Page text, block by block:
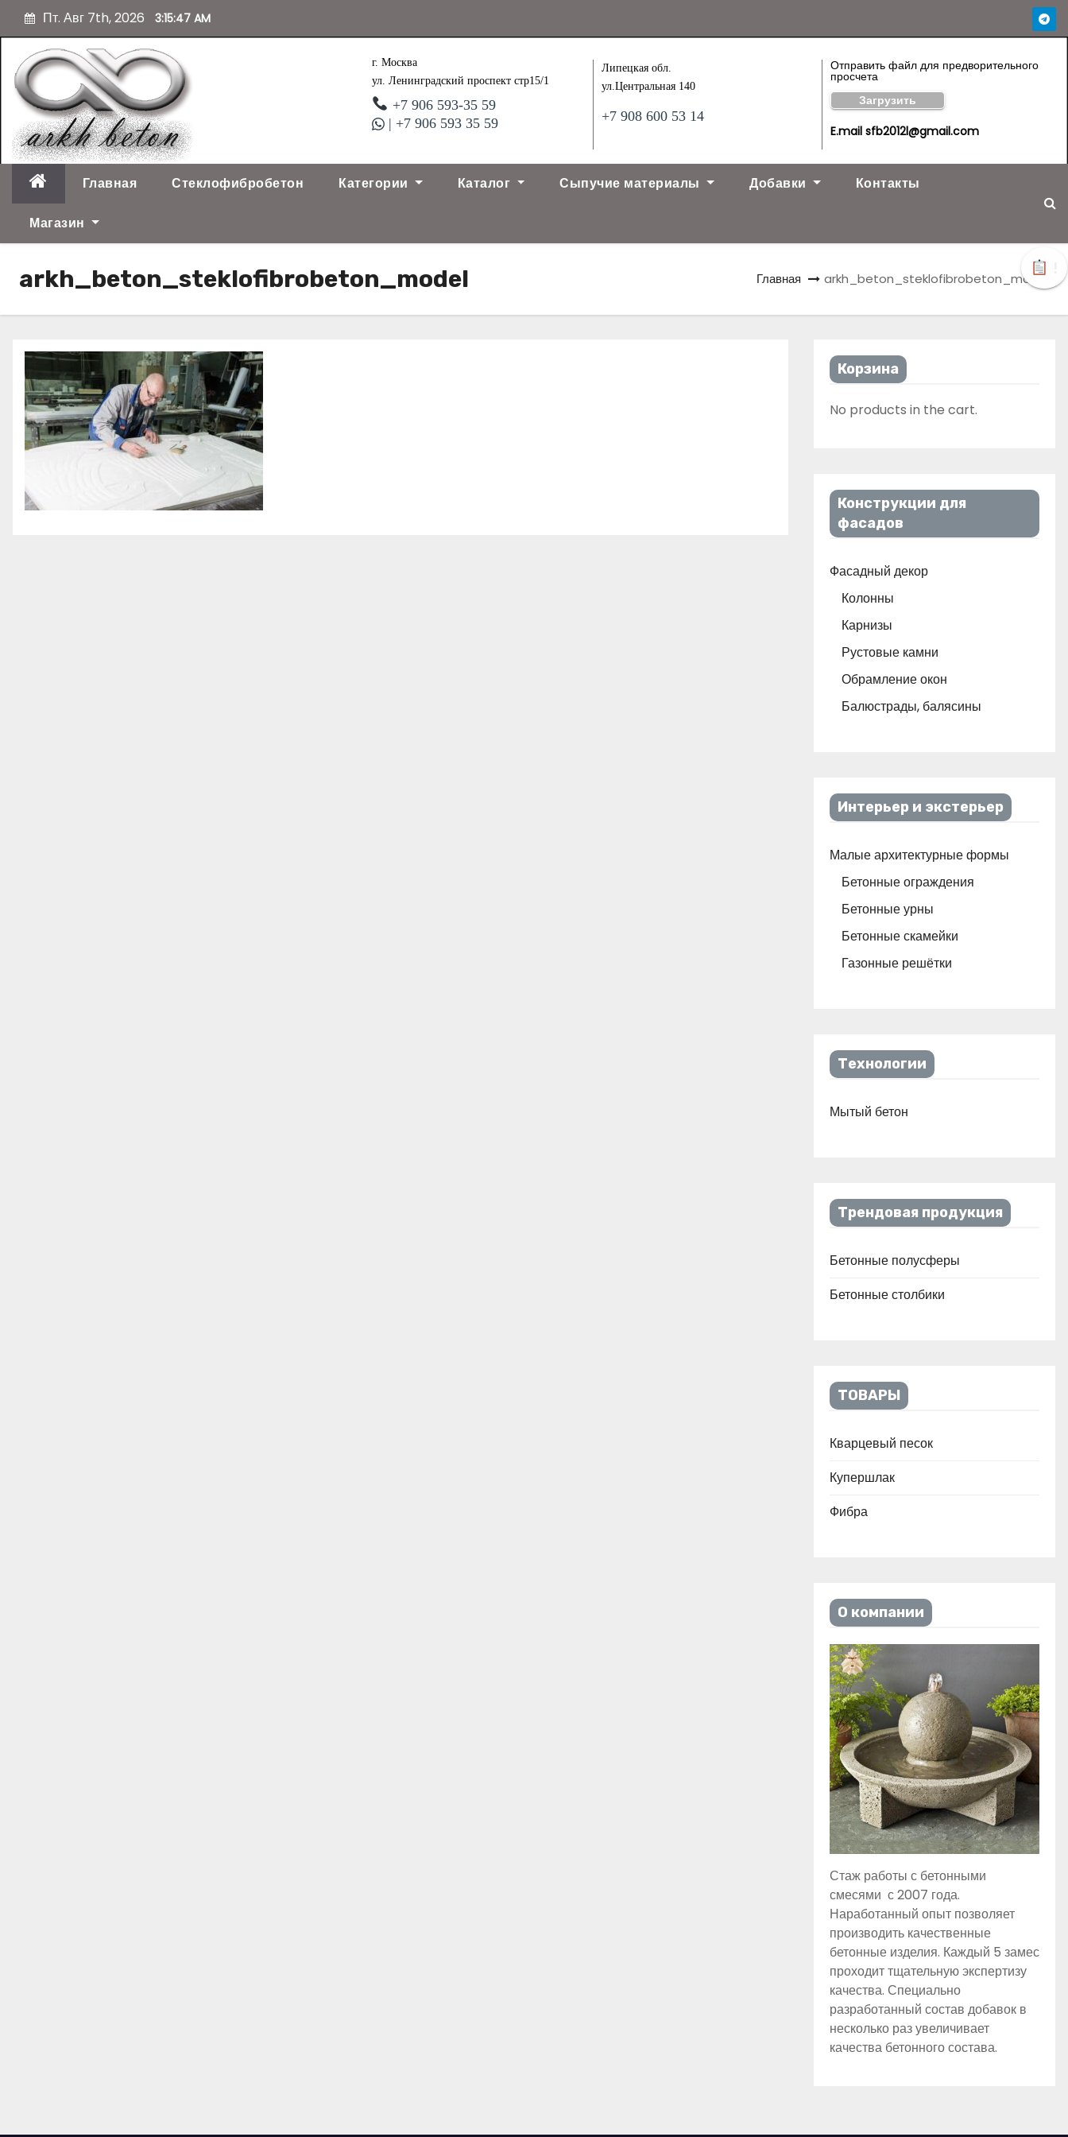
с
о
Пт. Авг 7th, 2026 3:15:48 AM
г. Москва
ул. Ленинградский проспект стр15/1
+7 906 593-35 59
| +7 906 593 35 59
Липецкая обл.
ул.Центральная 140
+7 908 600 53 14
Отправить файл для предворительного
просчета
Загрузить
E.mail sfb2012l@gmail.com
Главная Стеклофибробетон Категории Каталог Сыпучие материалы Добавки Контакты
Магазин
arkh_beton_steklofibrobeton_model Главная arkh_beton_steklofibrobeton_model
Корзина
No products in the cart.
Конструкции для
фасадов
Фасадный декор
Колонны
Карнизы
Рустовые камни
Обрамление окон
Балюстрады, балясины
Интерьер и экстерьер
Малые архитектурные формы
Бетонные ограждения
Бетонные урны
Бетонные скамейки
Газонные решётки
Технологии
Мытый бетон
Трендовая продукция
Бетонные полусферы
Бетонные столбики
ТОВАРЫ
Кварцевый песок
Купершлак
Фибра
О компании
Стаж работы с бетонными
смесями с 2007 года.
Наработанный опыт позволяет
производить качественные
бетонные изделия. Каждый 5 замес
проходит тщательную экспертизу
качества. Специально
разработанный состав добавок в
несколько раз увеличивает
качества бетонного состава.